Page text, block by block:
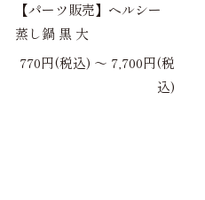
【パーツ販売】ヘルシー
蒸し鍋 黒 大
770円(税込) 〜 7,700円(税
込)